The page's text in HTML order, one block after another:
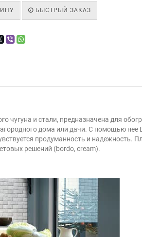
БЫСТРЫЙ ЗАКАЗ
чугуна и стали, предназначена для
дома или дачи. С помощью нее
продуманность и надежность.
решений (bordo, cream).